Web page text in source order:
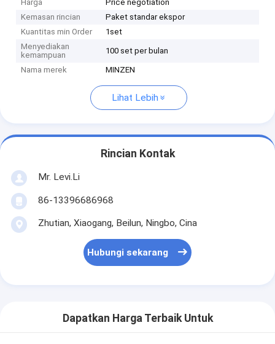
Harga
Price negotiation
Kemasan rincian
Paket standar ekspor
Kuantitas min Order
1set
Menyediakan
kemampuan
100 set per bulan
Nama merek MINZEN
Lihat Lebih
Rincian Kontak
Mr. Levi.Li
86-13396686968
Zhutian, Xiaogang, Beilun, Ningbo, Cina
Hubungi sekarang
Dapatkan Harga Terbaik Untuk